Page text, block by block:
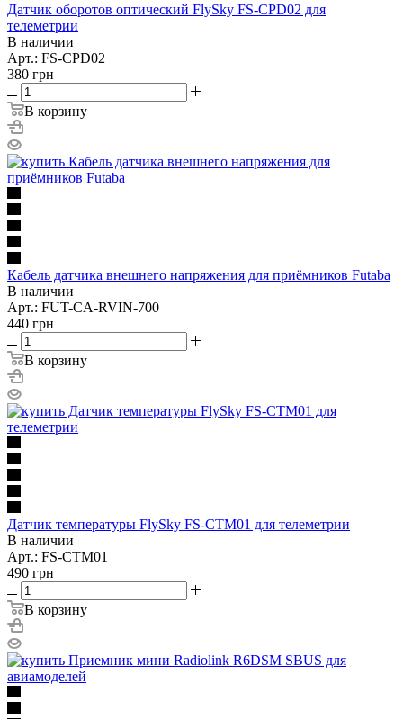
Датчик оборотов оптический FlySky FS-CPD02 для
телеметрии
В наличии
Арт.: FS-CPD02
380 грн
В корзину
Кабель датчика внешнего напряжения для приёмников Futaba
В наличии
Арт.: FUT-CA-RVIN-700
440 грн
В корзину
Датчик температуры FlySky FS-CTM01 для телеметрии
В наличии
Арт.: FS-CTM01
490 грн
В корзину